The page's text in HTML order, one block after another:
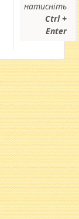
натисніть
Ctrl +
Enter